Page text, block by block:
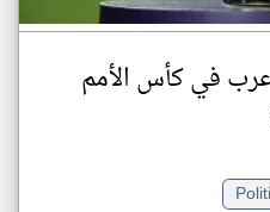
عرب في كأس الأمم